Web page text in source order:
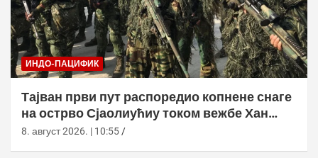
ИНДО-ПАЦИФИК
Тајван први пут распоредио копнене снаге
на острво Сјаолиућиу током вежбе Хан
Куанг 42
8. август 2026. | 10:55